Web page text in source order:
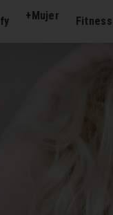
+Mujer Fitness